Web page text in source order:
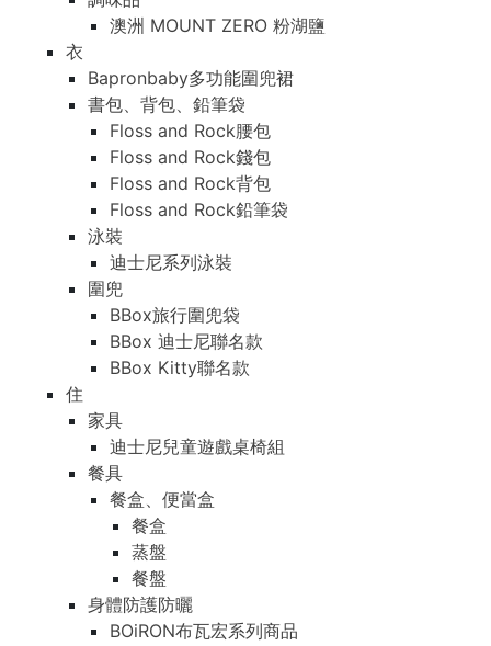
澳洲 MOUNT ZERO 粉湖鹽
衣
Bapronbaby多功能圍兜裙
書包、背包、鉛筆袋
Floss and Rock腰包
Floss and Rock錢包
Floss and Rock背包
Floss and Rock鉛筆袋
泳裝
迪士尼系列泳裝
圍兜
BBox旅行圍兜袋
BBox 迪士尼聯名款
BBox Kitty聯名款
住
家具
迪士尼兒童遊戲桌椅組
餐具
餐盒、便當盒
餐盒
蒸盤
餐盤
身體防護防曬
BOiRON布瓦宏系列商品